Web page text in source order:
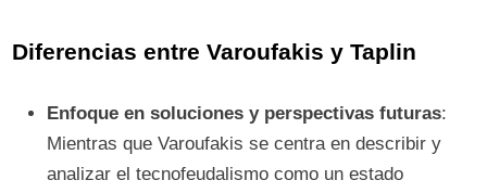
Diferencias entre Varoufakis y Taplin
Enfoque en soluciones y perspectivas futuras:
Mientras que Varoufakis se centra en describir y
analizar el tecnofeudalismo como un estado